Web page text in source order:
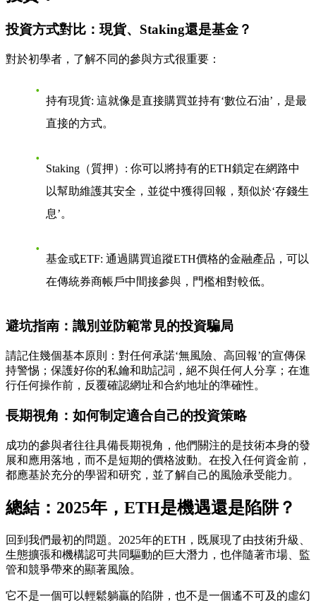
投資方式對比：現貨、Staking還是基金？
對於初學者，了解不同的參與方式很重要：
持有現貨: 這就像是直接購買並持有‘數位石油’，是最
直接的方式。
Staking（質押）: 你可以將持有的ETH鎖定在網路中
以幫助維護其安全，並從中獲得回報，類似於‘存錢生
息’。
基金或ETF: 通過購買追蹤ETH價格的金融產品，可以
在傳統券商帳戶中間接參與，門檻相對較低。
避坑指南：識別並防範常見的投資騙局
請記住幾個基本原則：對任何承諾‘無風險、高回報’的宣傳保
持警惕；保護好你的私鑰和助記詞，絕不與任何人分享；在進
行任何操作前，反覆確認網址和合約地址的準確性。
長期視角：如何制定適合自己的投資策略
成功的參與者往往具備長期視角，他們關注的是技術本身的發
展和應用落地，而不是短期的價格波動。在投入任何資金前，
都應基於充分的學習和研究，並了解自己的風險承受能力。
總結：2025年，ETH是機遇還是陷阱？
回到我們最初的問題。2025年的ETH，既展現了由技術升級、
生態擴張和機構認可共同驅動的巨大潛力，也伴隨著市場、監
管和競爭帶來的顯著風險。
它不是一個可以輕鬆躺贏的陷阱，也不是一個遙不可及的虛幻